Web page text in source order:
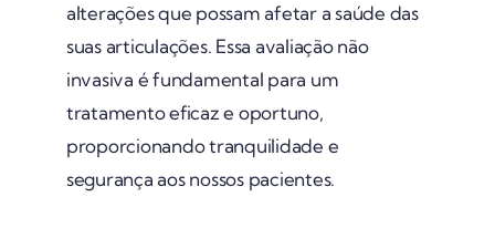
alterações que possam afetar a saúde das
suas articulações. Essa avaliação não
invasiva é fundamental para um
tratamento eficaz e oportuno,
proporcionando tranquilidade e
segurança aos nossos pacientes.